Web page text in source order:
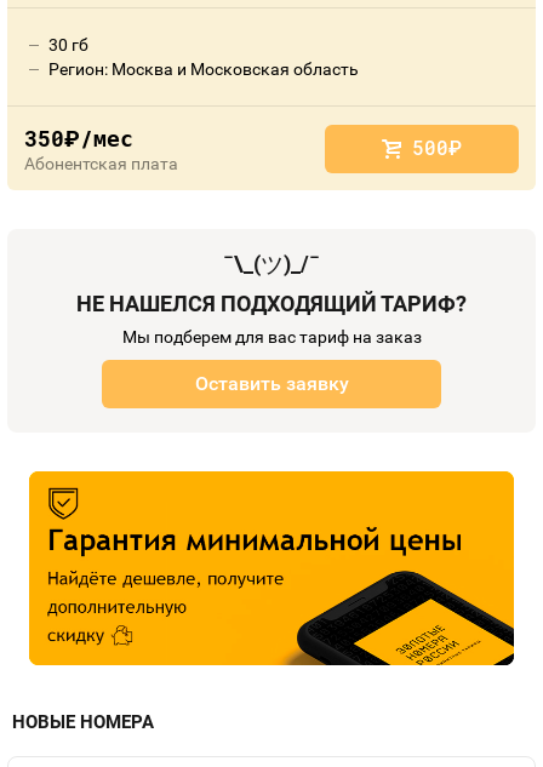
30 гб
Регион: Москва и Московская область
350руб./мес
Абонентская плата
500руб.
¯\_(ツ)_/¯
НЕ НАШЕЛСЯ ПОДХОДЯЩИЙ ТАРИФ?
Мы подберем для вас тариф на заказ
Оставить заявку
НОВЫЕ НОМЕРА